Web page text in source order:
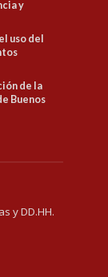
y
uso del
de la
Buenos
y DD.HH.